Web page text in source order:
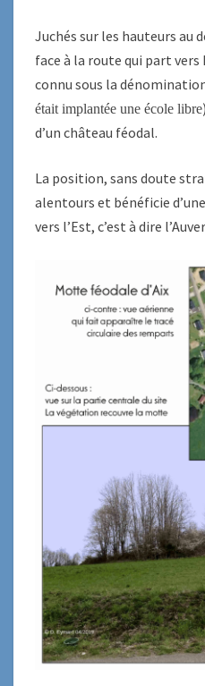
Juchés sur les hauteurs au
face à la route qui part
connu sous la
était implantée une école libre
d’un château féodal.
La position, sans doute
alentours et bénéficie
vers l’Est, c’est à dire